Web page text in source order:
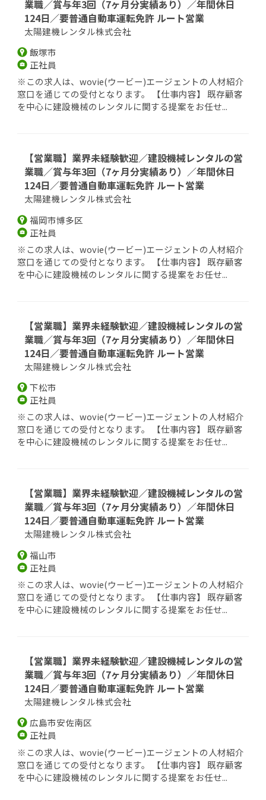
業職／賞与年3回（7ヶ月分実績あり）／年間休日
124日／要普通自動車運転免許 ルート営業
太陽建機レンタル株式会社
飯塚市
正社員
※この求人は、wovie(ウービー)エージェントの人材紹介
窓口を通じての受付となります。 【仕事内容】 既存顧客
を中心に建設機械のレンタルに関する提案をお任せ...
【営業職】業界未経験歓迎／建設機械レンタルの営
業職／賞与年3回（7ヶ月分実績あり）／年間休日
124日／要普通自動車運転免許 ルート営業
太陽建機レンタル株式会社
福岡市博多区
正社員
※この求人は、wovie(ウービー)エージェントの人材紹介
窓口を通じての受付となります。 【仕事内容】 既存顧客
を中心に建設機械のレンタルに関する提案をお任せ...
【営業職】業界未経験歓迎／建設機械レンタルの営
業職／賞与年3回（7ヶ月分実績あり）／年間休日
124日／要普通自動車運転免許 ルート営業
太陽建機レンタル株式会社
下松市
正社員
※この求人は、wovie(ウービー)エージェントの人材紹介
窓口を通じての受付となります。 【仕事内容】 既存顧客
を中心に建設機械のレンタルに関する提案をお任せ...
【営業職】業界未経験歓迎／建設機械レンタルの営
業職／賞与年3回（7ヶ月分実績あり）／年間休日
124日／要普通自動車運転免許 ルート営業
太陽建機レンタル株式会社
福山市
正社員
※この求人は、wovie(ウービー)エージェントの人材紹介
窓口を通じての受付となります。 【仕事内容】 既存顧客
を中心に建設機械のレンタルに関する提案をお任せ...
【営業職】業界未経験歓迎／建設機械レンタルの営
業職／賞与年3回（7ヶ月分実績あり）／年間休日
124日／要普通自動車運転免許 ルート営業
太陽建機レンタル株式会社
広島市安佐南区
正社員
※この求人は、wovie(ウービー)エージェントの人材紹介
窓口を通じての受付となります。 【仕事内容】 既存顧客
を中心に建設機械のレンタルに関する提案をお任せ...